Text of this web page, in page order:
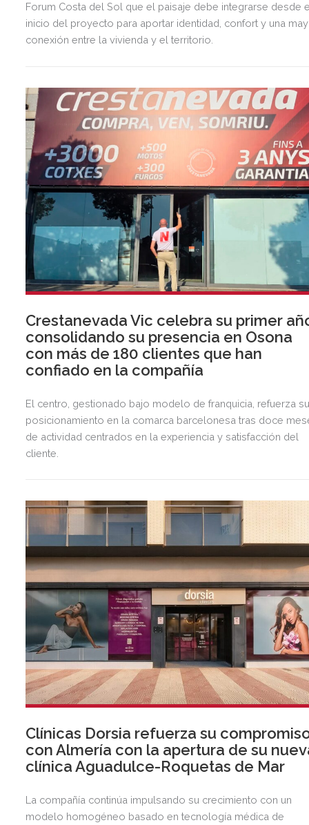
Forum Costa del Sol que el paisaje debe integrarse desde
inicio del proyecto para aportar identidad, confort y una
conexión entre la vivienda y el territorio.
Crestanevada Vic celebra su primer
consolidando su presencia en Osona
con más de 180 clientes que han
confiado en la compañía
El centro, gestionado bajo modelo de franquicia, refuerza
posicionamiento en la comarca barcelonesa tras doce
de actividad centrados en la experiencia y satisfacción del
cliente.
Clínicas Dorsia refuerza su
con Almería con la apertura de su
clínica Aguadulce-Roquetas de Mar
La compañía continúa impulsando su crecimiento con un
modelo homogéneo basado en tecnología médica de